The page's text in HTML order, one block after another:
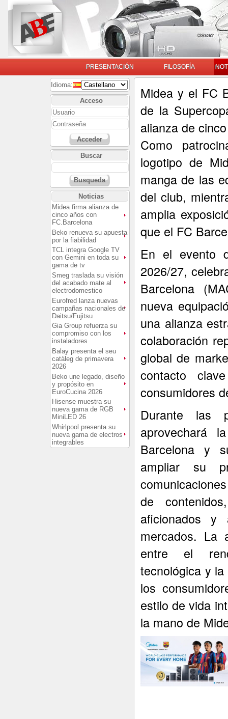
PRESENTACIÓN FILOSOFÍA
Idioma:
Acceso
Acceder
Buscar
Busqueda
Noticias
Midea firma alianza de
cinco años con
FC.Barcelona
Beko renueva su apuesta
por la fiabilidad
TCL integra Google TV
con Gemini en toda su
gama de tv
Smeg traslada su visión
del acabado mate al
electrodomestico
Eurofred lanza nuevas
campañas nacionales de
Daitsu/Fujitsu
Gia Group refuerza su
compromiso con los
instaladores
Balay presenta el seu
catàleg de primavera
2026
Beko une legado, diseño
y propósito en
EuroCucina 2026
Hisense muestra su
nueva gama de RGB
MiniLED 26
Whirlpool presenta su
nueva gama de electros
integrables
Midea y el FC
de la
alianza de
Como
logotipo de
manga de las
del club,
amplia
que el FC
En el evento
2026/27,
Barcelona
nueva
una alianza
colaboración
global de
contacto
consumidores
Durante las
aprovechará
Barcelona y
ampliar su
de
aficionados y
mercados. La
entre el
tecnológica y
los
estilo de vida
la mano de